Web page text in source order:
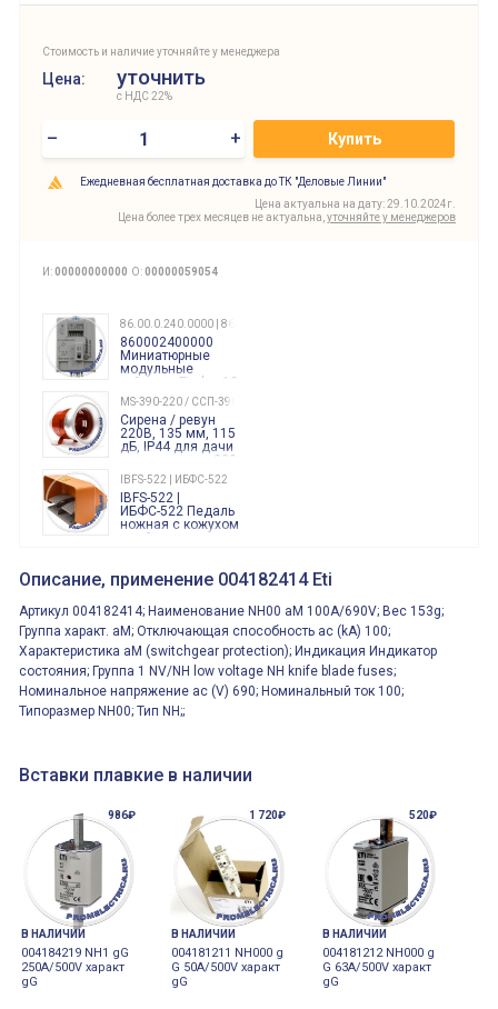
Стоимость и наличие уточняйте у менеджера
Цена: уточнить
с НДС 22%
– + Купить
Ежедневная бесплатная доставка до ТК "Деловые Линии"
Цена актуальна на дату: 29.10.2024г.
Цена более трех месяцев не актуальна, уточняйте у менеджеров
И:00000000000 О:00000059054
86.00.0.240.0000 | 860002400000
860002400000
Миниатюрные
модульные
таймеры Finder, 12-
240 Вольт AC/DC
Finder
86.00.0.240.0000
MS-390-220 / ССП-390 220В
Сирена / ревун
220В, 135 мм, 115
дБ, IP44 для дачи
производства 220
Вольт звук ситены
"пожарная
тревога"
IBFS-522 | ИБФС-522
IBFS-522 |
ИБФС-522 Педаль
ножная с кожухом
двойная,
15Ампер 250В
XVR13M05L
Маячок
вращающийся
оранжевый
230VAC 130мм
ВКН8108
ВКН8108
Концевой
выключатель /
выключатель
путевой,
алюминиевый
800202300000С | 80 02 0 230 0000 С
0.1cек.-10 дней, 10
функций/режимов
Описание, применение 004182414 Eti
Артикул 004182414; Наименование NH00 aM 100A/690V; Вес 153g;
Группа характ. aM; Отключающая способность ac (kA) 100;
Характеристика aM (switchgear protection); Индикация Индикатор
состояния; Группа 1 NV/NH low voltage NH knife blade fuses;
Номинальное напряжение ac (V) 690; Номинальный ток 100;
Типоразмер NH00; Тип NH;;
Вставки плавкие в наличии
986₽
В НАЛИЧИИ
004184219 NH1 gG
250A/500V характ
gG
1 720₽
В НАЛИЧИИ
004181211 NH000 g
G 50A/500V характ
gG
520₽
В НАЛИЧИИ
004181212 NH000 g
G 63A/500V характ
gG